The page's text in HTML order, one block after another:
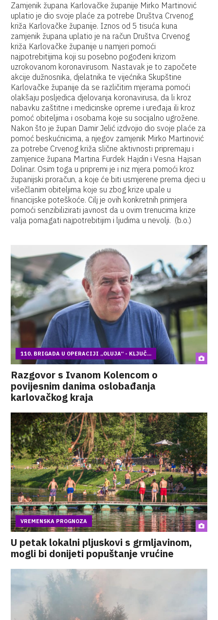
Zamjenik župana Karlovačke županije Mirko Martinović
uplatio je dio svoje plaće za potrebe Društva Crvenog
križa Karlovačke županije. Iznos od 5 tisuća kuna
zamjenik župana uplatio je na račun Društva Crvenog
križa Karlovačke županije u namjeri pomoći
najpotrebitijima koji su posebno pogođeni krizom
uzrokovanom koronavirusom. Nastavak je to započete
akcije dužnosnika, djelatnika te vijećnika Skupštine
Karlovačke županije da se različitim mjerama pomoći
olakšaju posljedica djelovanja koronavirusa, da li kroz
nabavku zaštitne i medicinske opreme i uređaja ili kroz
pomoć obiteljima i osobama koje su socijalno ugrožene.
Nakon što je župan Damir Jelić izdvojio dio svoje plaće za
pomoć beskućnicima, a njegov zamjenik Mirko Martinović
za potrebe Crvenog križa slične aktivnosti pripremaju i
zamjenice župana Martina Furdek Hajdin i Vesna Hajsan
Dolinar. Osim toga u pripremi je i niz mjera pomoći kroz
županijski proračun, a koje će biti usmjerene prema djeci u
višečlanim obiteljima koje su zbog krize upale u
financijske poteškoće. Cilj je ovih konkretnih primjera
pomoći senzibilizirati javnost da u ovim trenucima krize
valja pomagati najpotrebitijim i ljudima u nevolji. (b.o.)
110. BRIGADA U OPERACIJI „OLUJA“ - KLJUČ...
Razgovor s Ivanom Kolencom o
povijesnim danima oslobađanja
karlovačkog kraja
VREMENSKA PROGNOZA
U petak lokalni pljuskovi s grmljavinom,
mogli bi donijeti popuštanje vrućine